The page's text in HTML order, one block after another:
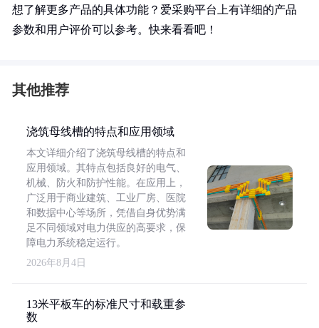
想了解更多产品的具体功能？爱采购平台上有详细的产品
参数和用户评价可以参考。快来看看吧！
其他推荐
浇筑母线槽的特点和应用领域
本文详细介绍了浇筑母线槽的特点和
应用领域。其特点包括良好的电气、
机械、防火和防护性能。在应用上，
广泛用于商业建筑、工业厂房、医院
和数据中心等场所，凭借自身优势满
足不同领域对电力供应的高要求，保
障电力系统稳定运行。
2026年8月4日
13米平板车的标准尺寸和载重参
数